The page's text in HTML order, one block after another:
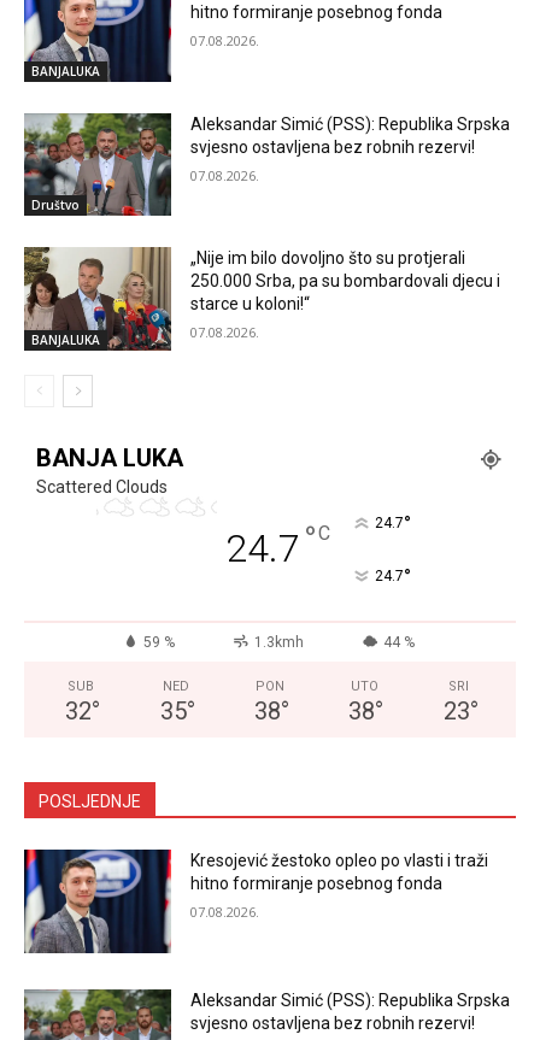
BANJALUKA
hitno formiranje posebnog fonda
07.08.2026.
Društvo
Aleksandar Simić (PSS): Republika Srpska
svjesno ostavljena bez robnih rezervi!
07.08.2026.
BANJALUKA
„Nije im bilo dovoljno što su protjerali
250.000 Srba, pa su bombardovali djecu i
starce u koloni!“
07.08.2026.
BANJA LUKA
Scattered Clouds
24.7 °C 24.7°
24.7°
59 % 1.3kmh 44 %
SUB
32°
NED
35°
PON
38°
UTO
38°
SRI
23°
POSLJEDNJE
Kresojević žestoko opleo po vlasti i traži
hitno formiranje posebnog fonda
07.08.2026.
Aleksandar Simić (PSS): Republika Srpska
svjesno ostavljena bez robnih rezervi!